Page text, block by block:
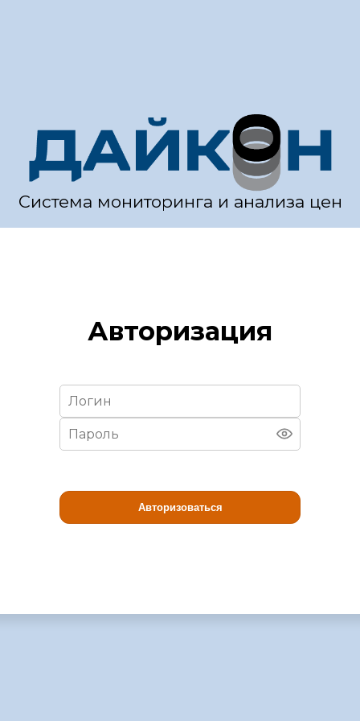
Система мониторинга и анализа цен
Авторизация
Авторизоваться